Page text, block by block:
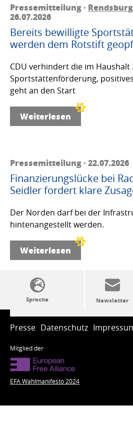
Pressemitteilung ·
26.07.2026
Bereits bewilligte
werden dem Rotstift
CDU verhindert die im Haushalt
Sportstättenförderung,
geht an den Start
Weiterlesen
Pressemitteilung · 22.07.2026
Finanzierungslücke bei
Seidler fordert klare
Der Norden darf bei der
hintenangestellt werden.
Weiterlesen
SSW-Politik von A bis Z
Presse Datenschutz
Mitglied der
EFA Wahlmanifesto 2024